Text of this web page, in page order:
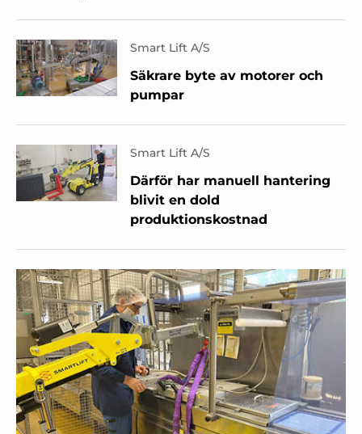
Smart Lift A/S
Säkrare byte av motorer och
pumpar
Smart Lift A/S
Därför har manuell hantering
blivit en dold
produktionskostnad